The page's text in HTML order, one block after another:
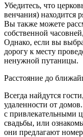
Убедитесь, что
венчания) находится
Вы также можете
собственной
Однако, если вы
дорогу к месту
ненужной путаницы.
Расстояние до
Всегда найдутся
удаленности от
с привлекательными
свадьбы, или
они предлагают